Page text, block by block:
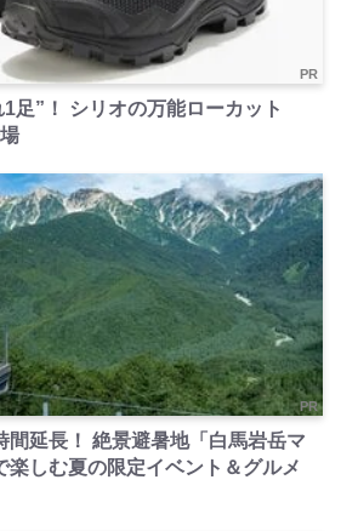
PR
足”！ シリオの万能ローカット
PR
間延長！ 絶景避暑地「白馬岩岳マ
楽しむ夏の限定イベント＆グルメ